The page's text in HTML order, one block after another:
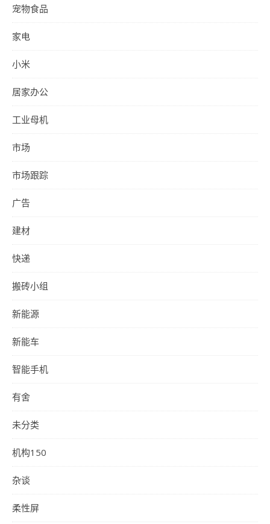
宠物食品
家电
小米
居家办公
工业母机
市场
市场跟踪
广告
建材
快递
搬砖小组
新能源
新能车
智能手机
有舍
未分类
机构150
杂谈
柔性屏